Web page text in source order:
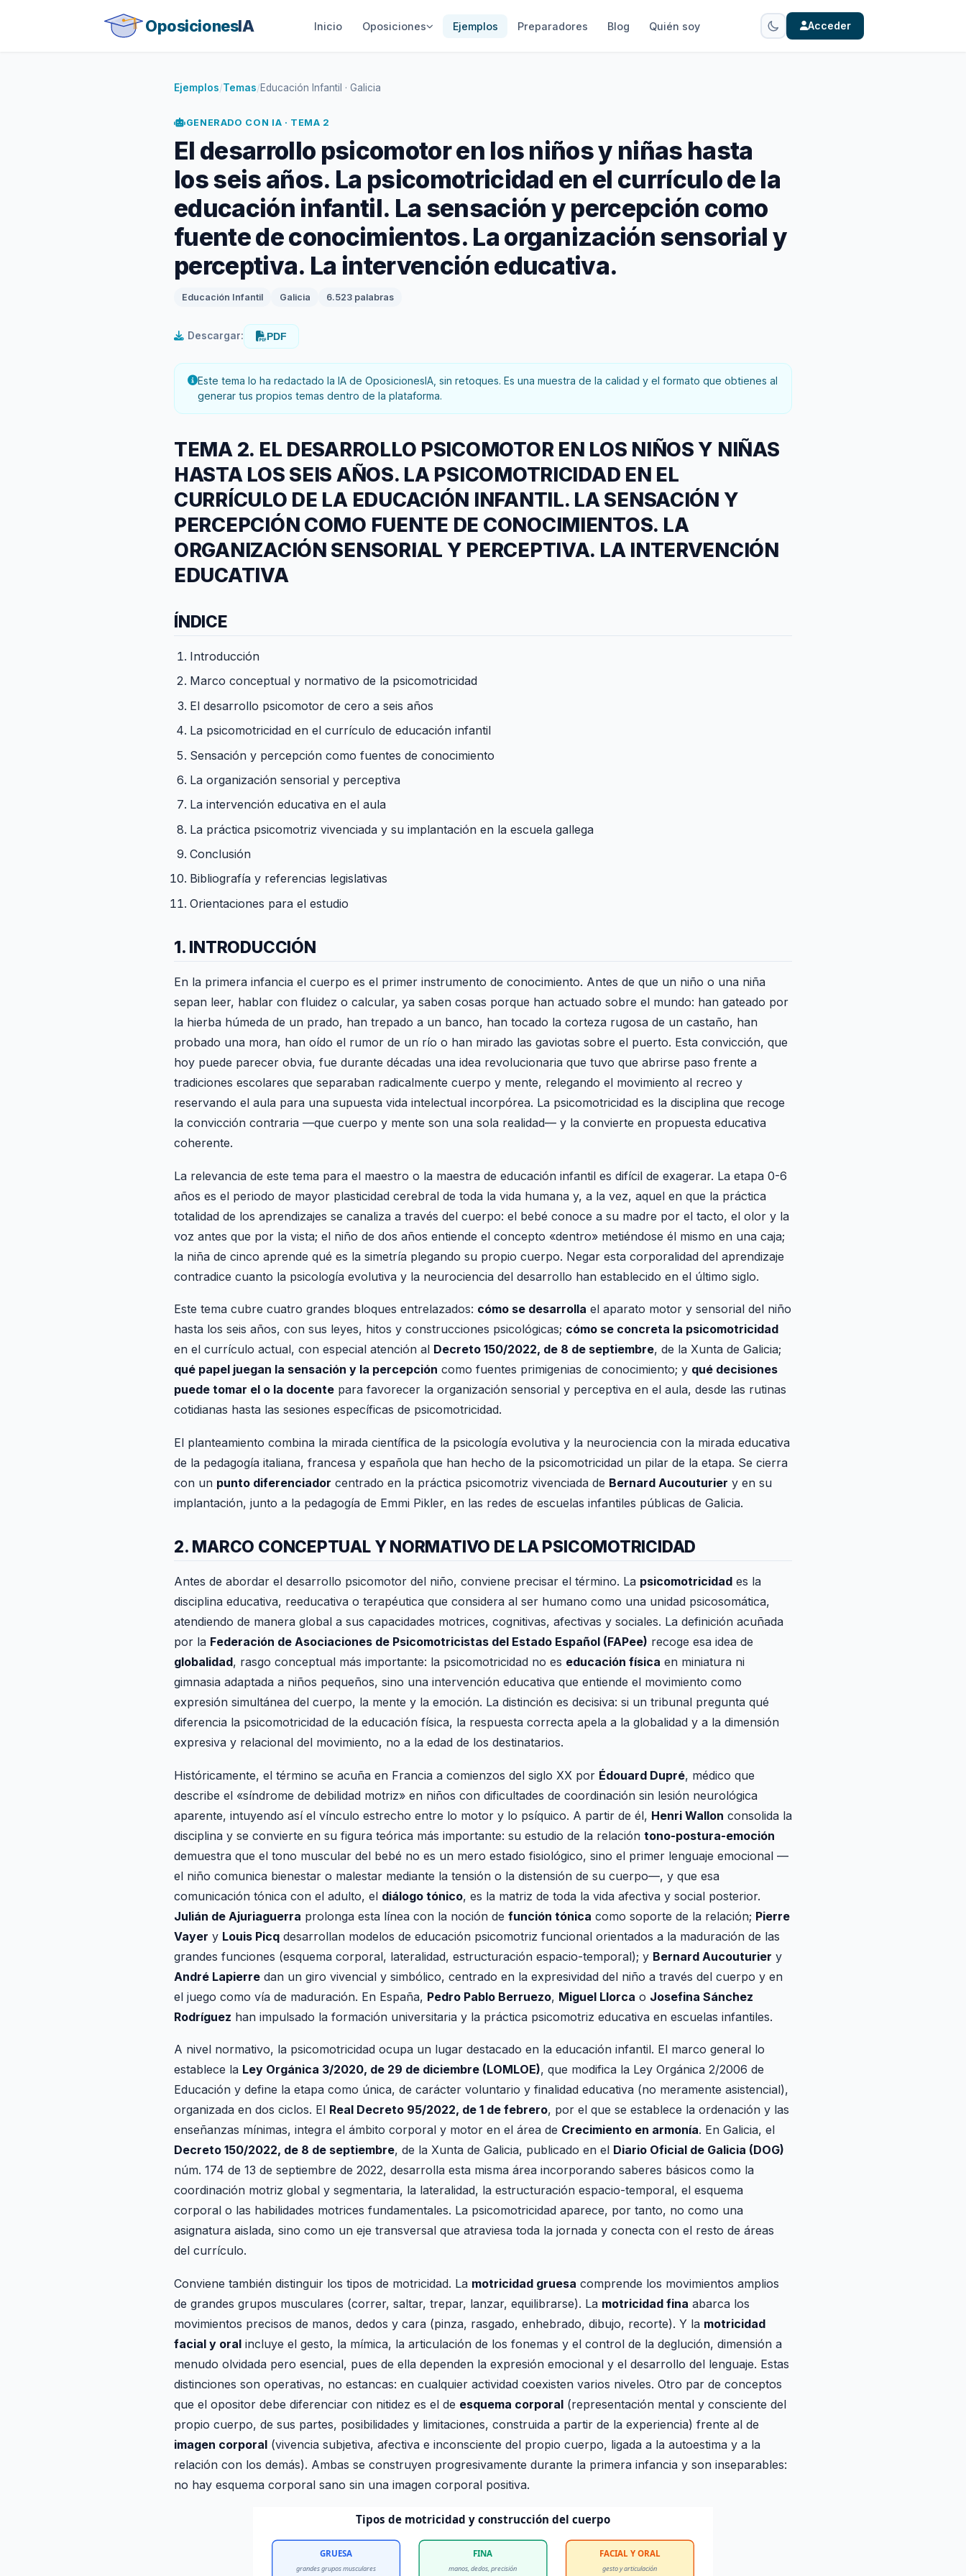
OposicionesIA Inicio Oposiciones Ejemplos Preparadores Blog Quién soy Acceder
Ejemplos/Temas/Educación Infantil · Galicia
GENERADO CON IA · TEMA 2
El desarrollo psicomotor en los niños y niñas hasta
los seis años. La psicomotricidad en el currículo de la
educación infantil. La sensación y percepción como
fuente de conocimientos. La organización sensorial y
perceptiva. La intervención educativa.
Educación Infantil Galicia 6.523 palabras
Descargar: PDF
Este tema lo ha redactado la IA de OposicionesIA, sin retoques. Es una muestra de la calidad y el formato que obtienes al
generar tus propios temas dentro de la plataforma.
TEMA 2. EL DESARROLLO PSICOMOTOR EN LOS NIÑOS Y NIÑAS
HASTA LOS SEIS AÑOS. LA PSICOMOTRICIDAD EN EL
CURRÍCULO DE LA EDUCACIÓN INFANTIL. LA SENSACIÓN Y
PERCEPCIÓN COMO FUENTE DE CONOCIMIENTOS. LA
ORGANIZACIÓN SENSORIAL Y PERCEPTIVA. LA INTERVENCIÓN
EDUCATIVA
ÍNDICE
Introducción
Marco conceptual y normativo de la psicomotricidad
El desarrollo psicomotor de cero a seis años
La psicomotricidad en el currículo de educación infantil
Sensación y percepción como fuentes de conocimiento
La organización sensorial y perceptiva
La intervención educativa en el aula
La práctica psicomotriz vivenciada y su implantación en la escuela gallega
Conclusión
Bibliografía y referencias legislativas
Orientaciones para el estudio
1. INTRODUCCIÓN
En la primera infancia el cuerpo es el primer instrumento de conocimiento. Antes de que un niño o una niña
sepan leer, hablar con fluidez o calcular, ya saben cosas porque han actuado sobre el mundo: han gateado por
la hierba húmeda de un prado, han trepado a un banco, han tocado la corteza rugosa de un castaño, han
probado una mora, han oído el rumor de un río o han mirado las gaviotas sobre el puerto. Esta convicción, que
hoy puede parecer obvia, fue durante décadas una idea revolucionaria que tuvo que abrirse paso frente a
tradiciones escolares que separaban radicalmente cuerpo y mente, relegando el movimiento al recreo y
reservando el aula para una supuesta vida intelectual incorpórea. La psicomotricidad es la disciplina que recoge
la convicción contraria —que cuerpo y mente son una sola realidad— y la convierte en propuesta educativa
coherente.
La relevancia de este tema para el maestro o la maestra de educación infantil es difícil de exagerar. La etapa 0-6
años es el periodo de mayor plasticidad cerebral de toda la vida humana y, a la vez, aquel en que la práctica
totalidad de los aprendizajes se canaliza a través del cuerpo: el bebé conoce a su madre por el tacto, el olor y la
voz antes que por la vista; el niño de dos años entiende el concepto «dentro» metiéndose él mismo en una caja;
la niña de cinco aprende qué es la simetría plegando su propio cuerpo. Negar esta corporalidad del aprendizaje
contradice cuanto la psicología evolutiva y la neurociencia del desarrollo han establecido en el último siglo.
Este tema cubre cuatro grandes bloques entrelazados: cómo se desarrolla el aparato motor y sensorial del niño
hasta los seis años, con sus leyes, hitos y construcciones psicológicas; cómo se concreta la psicomotricidad
en el currículo actual, con especial atención al Decreto 150/2022, de 8 de septiembre, de la Xunta de Galicia;
qué papel juegan la sensación y la percepción como fuentes primigenias de conocimiento; y qué decisiones
puede tomar el o la docente para favorecer la organización sensorial y perceptiva en el aula, desde las rutinas
cotidianas hasta las sesiones específicas de psicomotricidad.
El planteamiento combina la mirada científica de la psicología evolutiva y la neurociencia con la mirada educativa
de la pedagogía italiana, francesa y española que han hecho de la psicomotricidad un pilar de la etapa. Se cierra
con un punto diferenciador centrado en la práctica psicomotriz vivenciada de Bernard Aucouturier y en su
implantación, junto a la pedagogía de Emmi Pikler, en las redes de escuelas infantiles públicas de Galicia.
2. MARCO CONCEPTUAL Y NORMATIVO DE LA PSICOMOTRICIDAD
Antes de abordar el desarrollo psicomotor del niño, conviene precisar el término. La psicomotricidad es la
disciplina educativa, reeducativa o terapéutica que considera al ser humano como una unidad psicosomática,
atendiendo de manera global a sus capacidades motrices, cognitivas, afectivas y sociales. La definición acuñada
por la Federación de Asociaciones de Psicomotricistas del Estado Español (FAPee) recoge esa idea de
globalidad, rasgo conceptual más importante: la psicomotricidad no es educación física en miniatura ni
gimnasia adaptada a niños pequeños, sino una intervención educativa que entiende el movimiento como
expresión simultánea del cuerpo, la mente y la emoción. La distinción es decisiva: si un tribunal pregunta qué
diferencia la psicomotricidad de la educación física, la respuesta correcta apela a la globalidad y a la dimensión
expresiva y relacional del movimiento, no a la edad de los destinatarios.
Históricamente, el término se acuña en Francia a comienzos del siglo XX por Édouard Dupré, médico que
describe el «síndrome de debilidad motriz» en niños con dificultades de coordinación sin lesión neurológica
aparente, intuyendo así el vínculo estrecho entre lo motor y lo psíquico. A partir de él, Henri Wallon consolida la
disciplina y se convierte en su figura teórica más importante: su estudio de la relación tono-postura-emoción
demuestra que el tono muscular del bebé no es un mero estado fisiológico, sino el primer lenguaje emocional —
el niño comunica bienestar o malestar mediante la tensión o la distensión de su cuerpo—, y que esa
comunicación tónica con el adulto, el diálogo tónico, es la matriz de toda la vida afectiva y social posterior.
Julián de Ajuriaguerra prolonga esta línea con la noción de función tónica como soporte de la relación; Pierre
Vayer y Louis Picq desarrollan modelos de educación psicomotriz funcional orientados a la maduración de las
grandes funciones (esquema corporal, lateralidad, estructuración espacio-temporal); y Bernard Aucouturier y
André Lapierre dan un giro vivencial y simbólico, centrado en la expresividad del niño a través del cuerpo y en
el juego como vía de maduración. En España, Pedro Pablo Berruezo, Miguel Llorca o Josefina Sánchez
Rodríguez han impulsado la formación universitaria y la práctica psicomotriz educativa en escuelas infantiles.
A nivel normativo, la psicomotricidad ocupa un lugar destacado en la educación infantil. El marco general lo
establece la Ley Orgánica 3/2020, de 29 de diciembre (LOMLOE), que modifica la Ley Orgánica 2/2006 de
Educación y define la etapa como única, de carácter voluntario y finalidad educativa (no meramente asistencial),
organizada en dos ciclos. El Real Decreto 95/2022, de 1 de febrero, por el que se establece la ordenación y las
enseñanzas mínimas, integra el ámbito corporal y motor en el área de Crecimiento en armonía. En Galicia, el
Decreto 150/2022, de 8 de septiembre, de la Xunta de Galicia, publicado en el Diario Oficial de Galicia (DOG)
núm. 174 de 13 de septiembre de 2022, desarrolla esta misma área incorporando saberes básicos como la
coordinación motriz global y segmentaria, la lateralidad, la estructuración espacio-temporal, el esquema
corporal o las habilidades motrices fundamentales. La psicomotricidad aparece, por tanto, no como una
asignatura aislada, sino como un eje transversal que atraviesa toda la jornada y conecta con el resto de áreas
del currículo.
Conviene también distinguir los tipos de motricidad. La motricidad gruesa comprende los movimientos amplios
de grandes grupos musculares (correr, saltar, trepar, lanzar, equilibrarse). La motricidad fina abarca los
movimientos precisos de manos, dedos y cara (pinza, rasgado, enhebrado, dibujo, recorte). Y la motricidad
facial y oral incluye el gesto, la mímica, la articulación de los fonemas y el control de la deglución, dimensión a
menudo olvidada pero esencial, pues de ella dependen la expresión emocional y el desarrollo del lenguaje. Estas
distinciones son operativas, no estancas: en cualquier actividad coexisten varios niveles. Otro par de conceptos
que el opositor debe diferenciar con nitidez es el de esquema corporal (representación mental y consciente del
propio cuerpo, de sus partes, posibilidades y limitaciones, construida a partir de la experiencia) frente al de
imagen corporal (vivencia subjetiva, afectiva e inconsciente del propio cuerpo, ligada a la autoestima y a la
relación con los demás). Ambas se construyen progresivamente durante la primera infancia y son inseparables:
no hay esquema corporal sano sin una imagen corporal positiva.
Tipos de motricidad y construcción del cuerpo
GRUESA
grandes grupos musculares
FINA
manos, dedos, precisión
FACIAL Y ORAL
gesto y articulación